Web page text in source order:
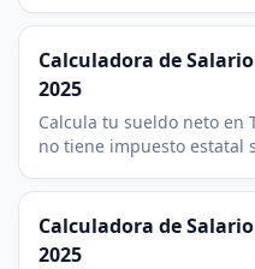
3,5-3,9% local.
Calculadora de
2025
Calcula tu sueldo neto en
no tiene impuesto estatal
Calculadora de
2025